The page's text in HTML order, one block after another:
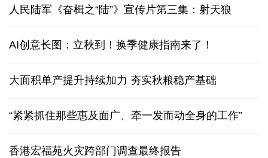
人民陆军《奋楫之“陆”》宣传片第三集：射天狼
AI创意长图：立秋到！换季健康指南来了！
大面积单产提升持续加力 夯实秋粮稳产基础
“紧紧抓住那些惠及面广、牵一发而动全身的工作”
香港宏福苑火灾跨部门调查最终报告